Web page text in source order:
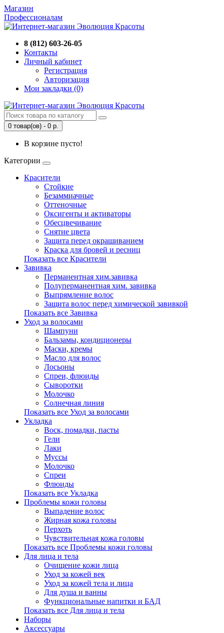
Магазин
Профессионалам
8 (812) 603-26-05
Контакты
Личный кабинет
Регистрация
Авторизация
Мои закладки (0)
0 товар(ов) - 0 р.
В корзине пусто!
Категории
Красители
Стойкие
Безаммиачные
Оттеночные
Оксигенты и активаторы
Обесцвечивание
Снятие цвета
Защита перед окрашиванием
Краска для бровей и ресниц
Показать все Красители
Завивка
Перманентная хим.завивка
Полуперманентная хим. завивка
Выпрямление волос
Защита волос перед химической завивкой
Показать все Завивка
Уход за волосами
Шампуни
Бальзамы, кондиционеры
Маски, кремы
Масло для волос
Лосьоны
Спреи, флюиды
Сыворотки
Молочко
Солнечная линия
Показать все Уход за волосами
Укладка
Воск, помадки, пасты
Гели
Лаки
Муссы
Молочко
Спреи
Флюиды
Показать все Укладка
Проблемы кожи головы
Выпадение волос
Жирная кожа головы
Перхоть
Чувствительная кожа головы
Показать все Проблемы кожи головы
Для лица и тела
Очищение кожи лица
Уход за кожей век
Уход за кожей тела и лица
Для душа и ванны
Функциональные напитки и БАД
Показать все Для лица и тела
Наборы
Аксессуары